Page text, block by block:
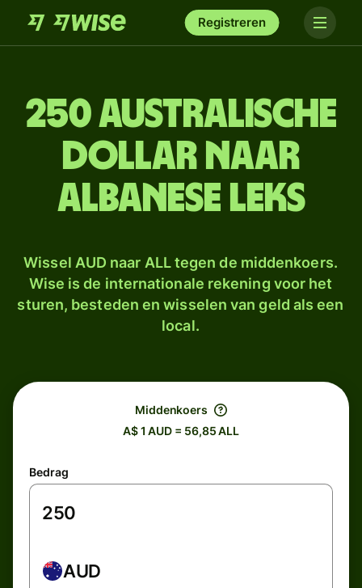
Registreren
250 Australische
dollar naar
Albanese leks
Wissel AUD naar ALL tegen de middenkoers.
Wise is de internationale rekening voor het
sturen, besteden en wisselen van geld als een
local.
Middenkoers
A$ 1 AUD = 56,85 ALL
Bedrag
AUD